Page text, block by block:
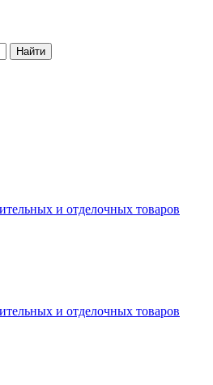
Найти